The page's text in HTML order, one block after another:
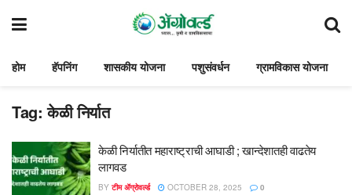
होम हॅपनिंग शासकीय योजना पशुसंवर्धन ग्रामविकास योजना
Tag:केळी निर्यात
केळी निर्यातीत महाराष्ट्राची आघाडी ; खान्देशातही वाढतेय
लागवड
BY टीम ॲग्रोवर्ल्ड OCTOBER 28, 2025 0